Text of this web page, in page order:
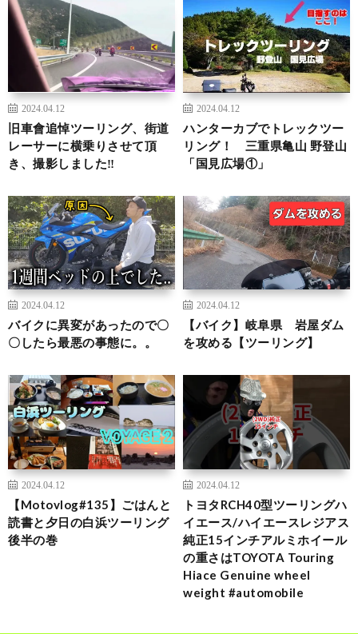
2024.04.12
旧車會追悼ツーリング、街道
レーサーに横乗りさせて頂
き、撮影しました‼️
2024.04.12
ハンターカブでトレックツー
リング！ 三重県亀山 野登山
「国見広場①」
2024.04.12
バイクに異変があったので〇
〇したら最悪の事態に。。
2024.04.12
【バイク】岐阜県 岩屋ダム
を攻める【ツーリング】
2024.04.12
【Motovlog#135】ごはんと
読書と夕日の白浜ツーリング
後半の巻
2024.04.12
トヨタRCH40型ツーリングハ
イエース/ハイエースレジアス
純正15インチアルミホイール
の重さはTOYOTA Touring
Hiace Genuine wheel
weight #automobile